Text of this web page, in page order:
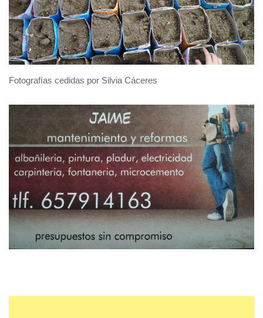
Fotografías cedidas por Silvia Cáceres